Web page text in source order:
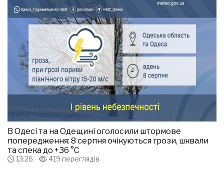
В Одесі та на Одещині оголосили штормове
попередження: 8 серпня очікуються грози, шквали
та спека до +36 °С
13:26 419 переглядів